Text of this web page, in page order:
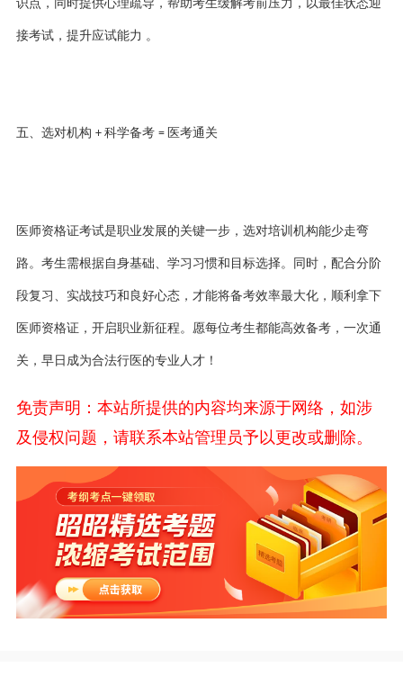
识点，同时提供心理疏导，帮助考生缓解考前压力，以最佳状态迎
接考试，提升应试能力 。
五 、选对机构 + 科学备考 = 医考通关
医师资格证考试是职业发展的关键一步，选对培训机构能少走弯
路。考生需根据自身基础、学习习惯和目标选择。同时，配合分阶
段复习、实战技巧和良好心态，才能将备考效率最大化，顺利拿下
医师资格证，开启职业新征程。愿每位考生都能高效备考，一次通
关，早日成为合法行医的专业人才！
免责声明：本站所提供的内容均来源于网络，如涉
及侵权问题，请联系本站管理员予以更改或删除。